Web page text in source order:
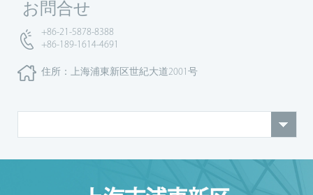
お問合せ
+86-21-5878-8388
+86-189-1614-4691
住所：上海浦東新区世紀大道2001号